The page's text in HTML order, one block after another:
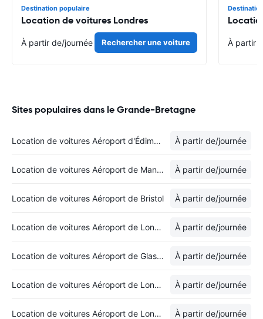
Destination populaire
Location de voitures Londres
À partir de/journée Rechercher une voiture À partir
Sites populaires dans le Grande-Bretagne
Location de voitures Aéroport d'Édimbourg À partir de/journée
Location de voitures Aéroport de Manchester À partir de/journée
Location de voitures Aéroport de Bristol À partir de/journée
Location de voitures Aéroport de Londres-Stansted À partir de/journée
Location de voitures Aéroport de Glasgow À partir de/journée
Location de voitures Aéroport de Londres-Luton À partir de/journée
Location de voitures Aéroport de Londres-Heathrow À partir de/journée